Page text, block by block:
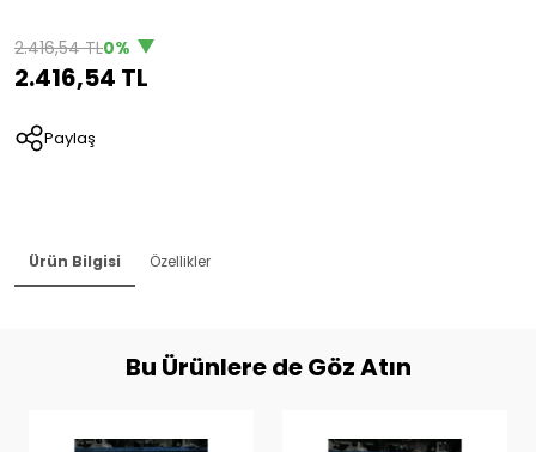
2.416,54 TL0%
2.416,54 TL
Paylaş
Ürün Bilgisi Özellikler
Bu Ürünlere de Göz Atın